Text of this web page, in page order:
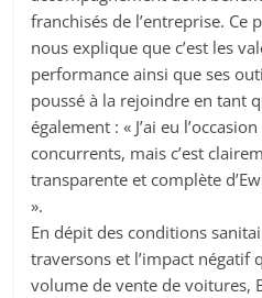
franchisés de l’entreprise. Ce
nous explique que c’est les
performance ainsi que ses
poussé à la rejoindre en tant
également : « J’ai eu
concurrents, mais c’est
transparente et complète
».
En dépit des conditions
traversons et l’impact négatif
volume de vente de voitures,